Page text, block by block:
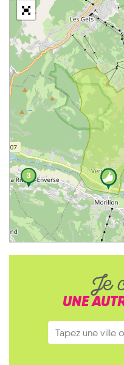
3
Je
UNE